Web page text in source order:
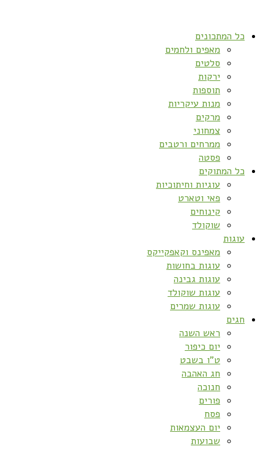
כל המתכונים
מאפים ולחמים
סלטים
ירקות
תוספות
מנות עיקריות
מרקים
צמחוני
ממרחים ורטבים
פסטה
כל המתוקים
עוגיות וחיתוכיות
פאי וטארט
קינוחים
שוקולד
עוגות
מאפינס וקאפקייקס
עוגות בחושות
עוגות גבינה
עוגות שוקולד
עוגות שמרים
חגים
ראש השנה
יום כיפור
ט”ו בשבט
חג האהבה
חנוכה
פורים
פסח
יום העצמאות
שבועות